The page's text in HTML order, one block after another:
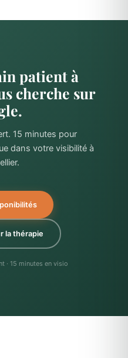
patient à
cherche sur
15 minutes pour
dans votre visibilité à
la thérapie
· 15 minutes en visio